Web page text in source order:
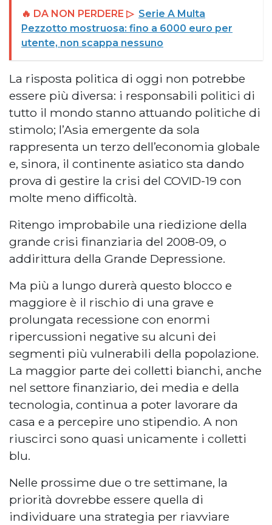
🔥 DA NON PERDERE ▷ Serie A Multa
Pezzotto mostruosa: fino a 6000 euro per
utente, non scappa nessuno
La risposta politica di oggi non potrebbe
essere più diversa: i responsabili politici di
tutto il mondo stanno attuando politiche di
stimolo; l’Asia emergente da sola
rappresenta un terzo dell’economia globale
e, sinora, il continente asiatico sta dando
prova di gestire la crisi del COVID-19 con
molte meno difficoltà.
Ritengo improbabile una riedizione della
grande crisi finanziaria del 2008-09, o
addirittura della Grande Depressione.
Ma più a lungo durerà questo blocco e
maggiore è il rischio di una grave e
prolungata recessione con enormi
ripercussioni negative su alcuni dei
segmenti più vulnerabili della popolazione.
La maggior parte dei colletti bianchi, anche
nel settore finanziario, dei media e della
tecnologia, continua a poter lavorare da
casa e a percepire uno stipendio. A non
riuscirci sono quasi unicamente i colletti
blu.
Nelle prossime due o tre settimane, la
priorità dovrebbe essere quella di
individuare una strategia per riavviare